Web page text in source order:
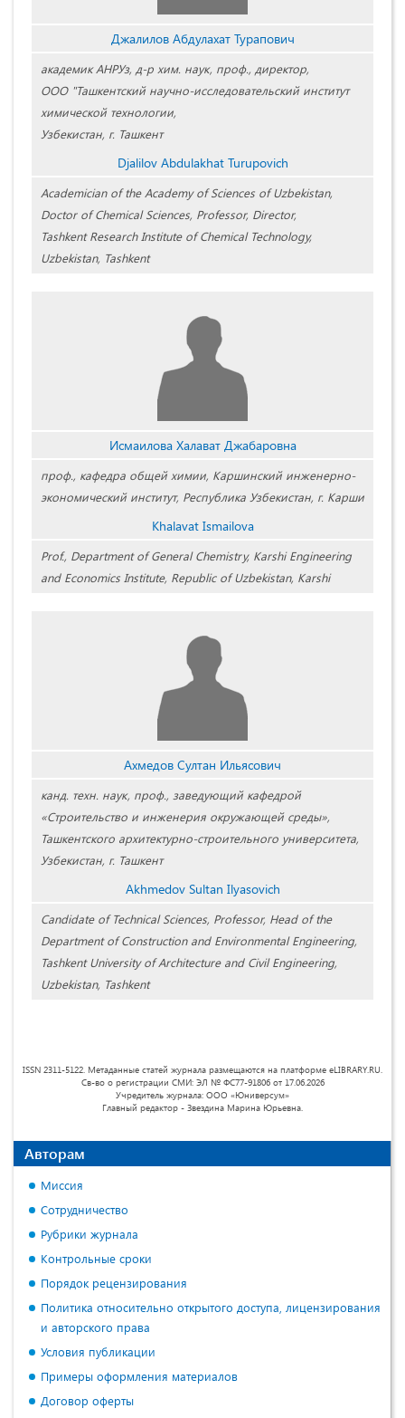
Джалилов Абдулахат Турапович
академик АНРУз, д-р хим. наук, проф., директор,
ООО "Ташкентский научно-исследовательский институт
химической технологии,
Узбекистан, г. Ташкент
Djalilov Abdulakhat Turupovich
Academician of the Academy of Sciences of Uzbekistan,
Doctor of Chemical Sciences, Professor, Director,
Tashkent Research Institute of Chemical Technology,
Uzbekistan, Tashkent
Исмаилова Халават Джабаровна
проф., кафедра общей химии, Каршинский инженерно-
экономический институт, Республика Узбекистан, г. Карши
Khalavat Ismailova
Prof., Department of General Chemistry, Karshi Engineering
and Economics Institute, Republic of Uzbekistan, Karshi
Ахмедов Султан Ильясович
канд. техн. наук, проф., заведующий кафедрой
«Строительство и инженерия окружающей среды»,
Ташкентского архитектурно-строительного университета,
Узбекистан, г. Ташкент
Akhmedov Sultan Ilyasovich
Candidate of Technical Sciences, Professor, Head of the
Department of Construction and Environmental Engineering,
Tashkent University of Architecture and Civil Engineering,
Uzbekistan, Tashkent
ISSN 2311-5122. Метаданные статей журнала размещаются на платформе eLIBRARY.RU.
Св-во о регистрации СМИ: ЭЛ № ФС77-91806 от 17.06.2026
Учредитель журнала: ООО «Юниверсум»
Главный редактор - Звездина Марина Юрьевна.
Авторам
Миссия
Сотрудничество
Рубрики журнала
Контрольные сроки
Порядок рецензирования
Политика относительно открытого доступа, лицензирования
и авторского права
Условия публикации
Примеры оформления материалов
Договор оферты